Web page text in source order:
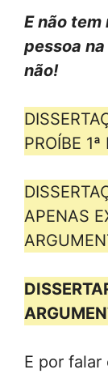
E não tem
pessoa
não!
PROÍBE 1ª
APENAS
E por falar